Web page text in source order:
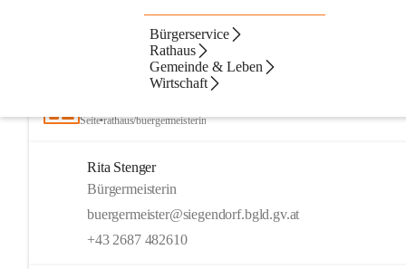
Bürgerservice
Rathaus
Gemeinde & Leben
Wirtschaft
Artikel Dateien
Seite•rathaus/buergermeisterin
Rita Stenger
Bürgermeisterin
buergermeister@siegendorf.bgld.gv.at
+43 2687 482610